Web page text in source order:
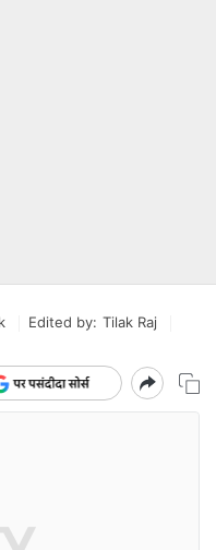
Edited by: Tilak Raj